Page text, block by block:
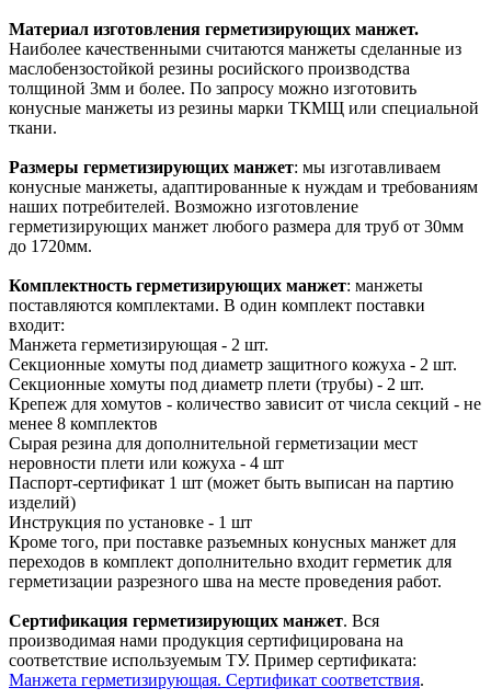
Материал изготовления герметизирующих манжет.
Наиболее качественными считаются манжеты сделанные из
маслобензостойкой резины росийского производства
толщиной 3мм и более. По запросу можно изготовить
конусные манжеты из резины марки ТКМЩ или специальной
ткани.
Размеры герметизирующих манжет: мы изготавливаем
конусные манжеты, адаптированные к нуждам и требованиям
наших потребителей. Возможно изготовление
герметизирующих манжет любого размера для труб от 30мм
до 1720мм.
Комплектность герметизирующих манжет: манжеты
поставляются комплектами. В один комплект поставки
входит:
Манжета герметизирующая - 2 шт.
Секционные хомуты под диаметр защитного кожуха - 2 шт.
Секционные хомуты под диаметр плети (трубы) - 2 шт.
Крепеж для хомутов - количество зависит от числа секций - не
менее 8 комплектов
Сырая резина для дополнительной герметизации мест
неровности плети или кожуха - 4 шт
Паспорт-сертификат 1 шт (может быть выписан на партию
изделий)
Инструкция по установке - 1 шт
Кроме того, при поставке разъемных конусных манжет для
переходов в комплект дополнительно входит герметик для
герметизации разрезного шва на месте проведения работ.
Сертификация герметизирующих манжет. Вся
производимая нами продукция сертифицирована на
соответствие используемым ТУ. Пример сертификата:
Манжета герметизирующая. Сертификат соответствия.